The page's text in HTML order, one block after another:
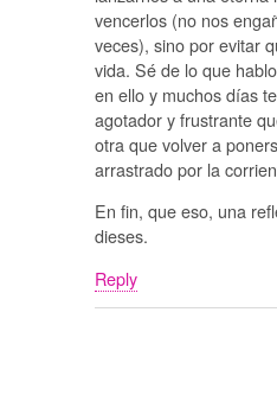
vencerlos (no nos
veces), sino por evitar
vida. Sé de lo que
en ello y muchos días
agotador y frustrante
otra que volver a
arrastrado por la
En fin, que eso, una
dieses.
Reply